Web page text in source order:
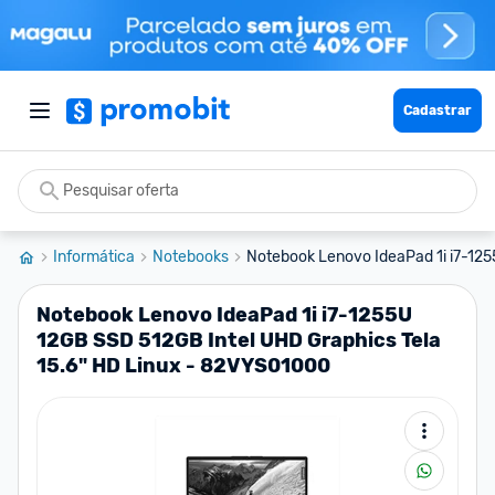
Cadastrar
Informática Notebooks Notebook Lenovo IdeaPad 1i i7-
Notebook Lenovo IdeaPad 1i i7-1255U
12GB SSD 512GB Intel UHD Graphics Tela
15.6" HD Linux - 82VYS01000